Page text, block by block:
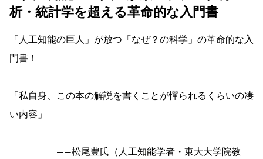
析・統計学を超える革命的な入門書
「人工知能の巨人」が放つ「なぜ？の科学」の革命的な入
門書！
「私自身、この本の解説を書くことが憚られるくらいの凄
い内容」
――松尾豊氏（人工知能学者・東大大学院教